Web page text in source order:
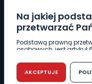
Na jakiej
przetwarzać
Podstawą prawną
osobowych, jest artykuł
r. w sprawie ochrony
przetwarzaniem
swobodnego
AKCEPTUJE
DZIAŁ REKLAMY
62 735 01 85
WIADOMOŚCI